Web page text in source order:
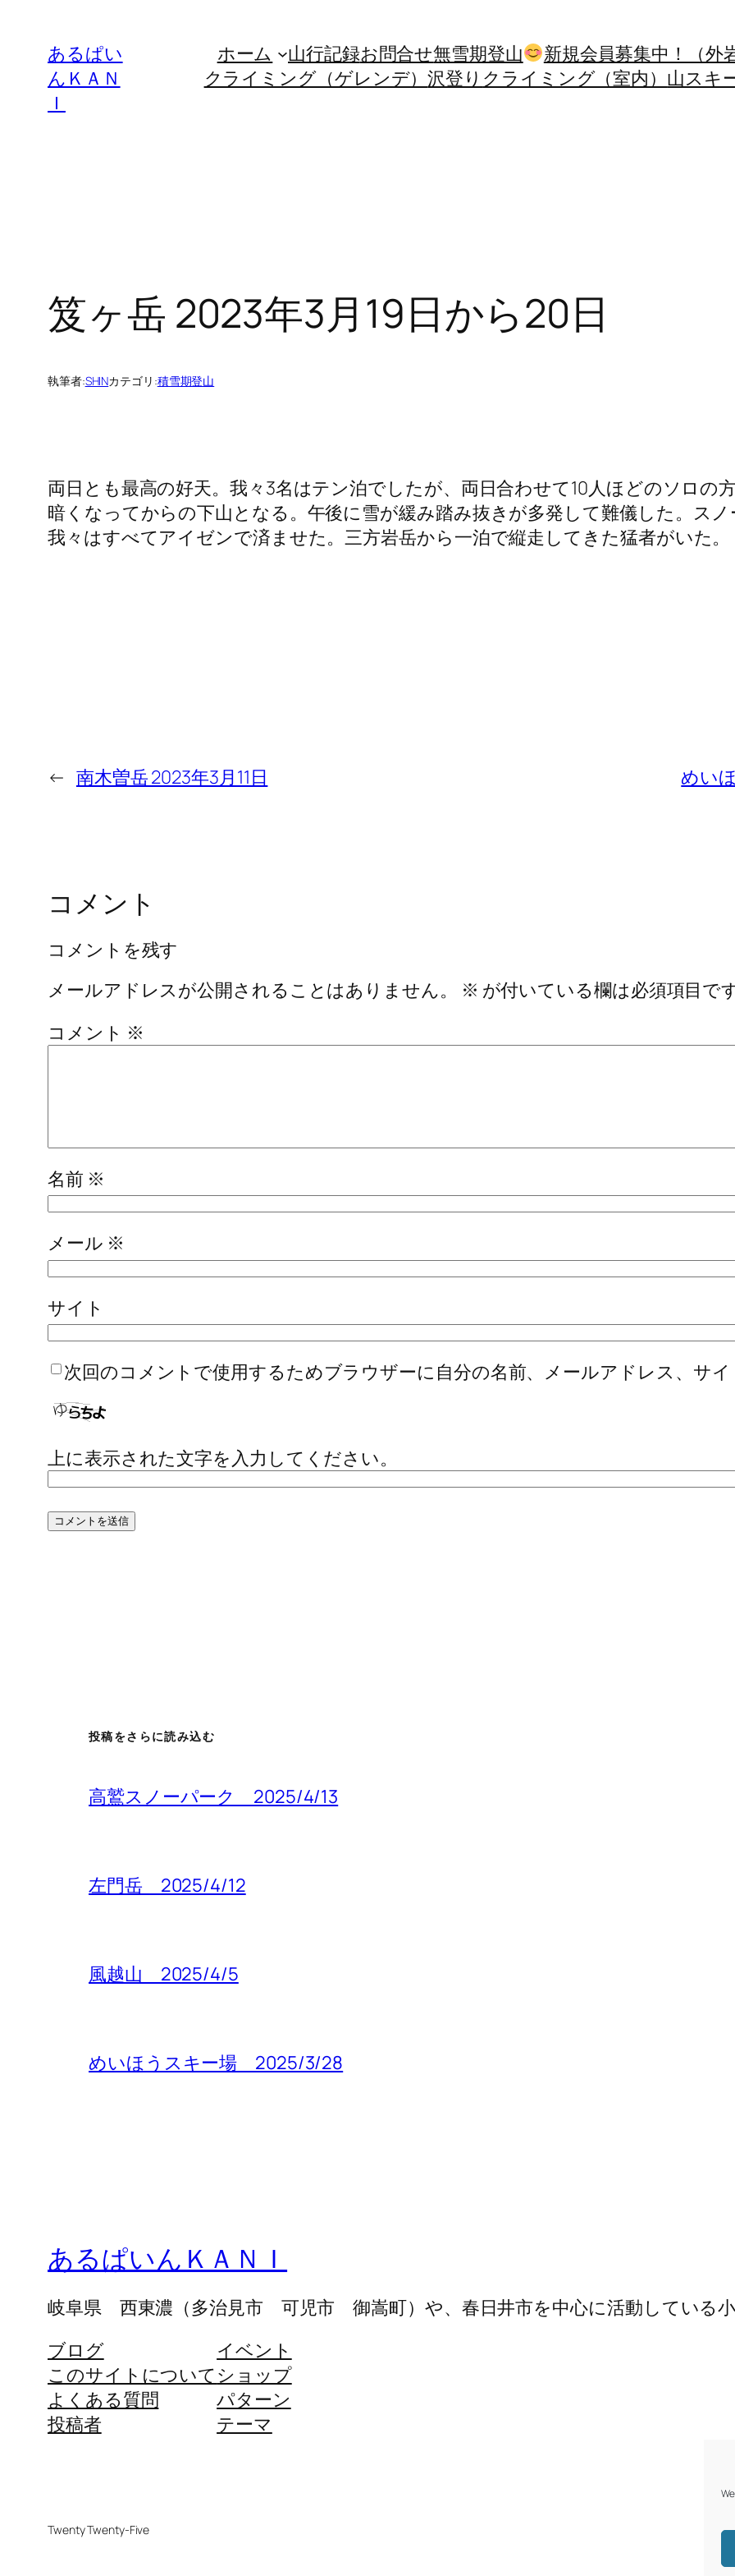
あるぱい
んＫＡＮ
Ｉ
ホーム 山行記録お問合せ無雪期登山
新規会員募集中！（外
クライミング（ゲレンデ）沢登り クライミング（室内） 山スキ
笈ヶ岳 2023年3月19日から20日
執筆者:SHINカテゴリ:積雪期登山
両日とも最高の好天。我々3名はテン泊でしたが、両日合わせて10人ほどのソロの
暗くなってからの下山となる。午後に雪が緩み踏み抜きが多発して難儀した。ス
我々はすべてアイゼンで済ませた。三方岩岳から一泊で縦走してきた猛者がいた。
← 南木曽岳 2023年3月11日 めい
コメント
コメントを残す
メールアドレスが公開されることはありません。
※ が付いている欄は必須項目で
コメント ※
名前 ※
メール ※
サイト
次回のコメントで使用するためブラウザーに自分の名前、メールアドレス、サイ
上に表示された文字を入力してください。
投稿をさらに読み込む
高鷲スノーパーク 2025/4/13
左門岳 2025/4/12
風越山 2025/4/5
めいほうスキー場 2025/3/28
あるぱいんＫＡＮＩ
岐阜県 西東濃（多治見市 可児市 御嵩町）や、春日井市を中心に活動している
ブログ
このサイトについて
よくある質問
投稿者
イベント
ショップ
パターン
テーマ
Twenty Twenty-Five